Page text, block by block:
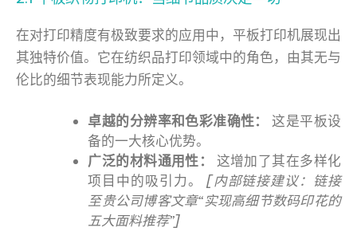
在对打印精度有极致要求的应用中，平板打印机展现出
其独特价值。它在纺织品打印领域中的角色，由其无与
伦比的细节表现能力所定义。
卓越的分辨率和色彩准确性：
这是平板设
备的一大核心优势。
广泛的材料通用性：
这增加了其在多样化
项目中的吸引力。 [内部链接建议：链接
至贵公司博客文章“实现高细节数码印花的
五大面料推荐”]